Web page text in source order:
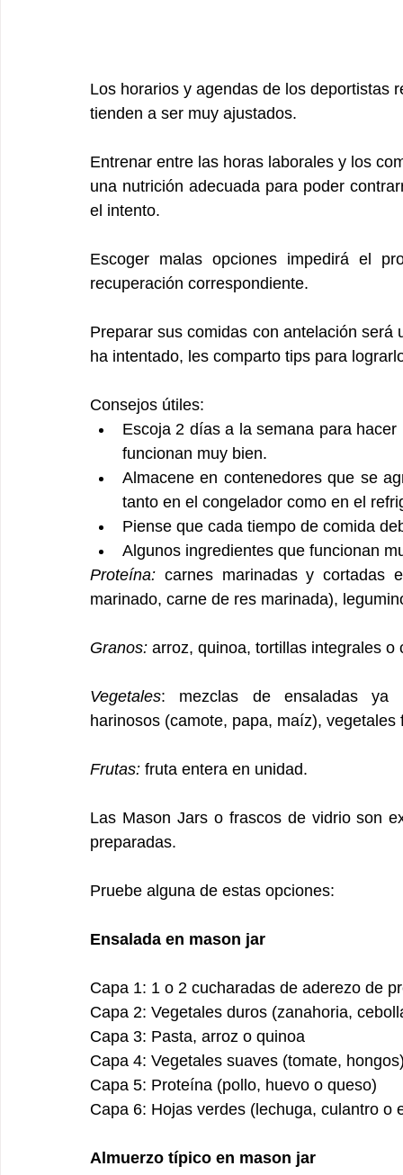
Los horarios y agendas de los deportistas
tienden a ser muy ajustados.
Entrenar entre las horas laborales y los
una nutrición adecuada para poder
el intento.
Escoger malas opciones impedirá el
recuperación correspondiente.
Preparar sus comidas con antelación
ha intentado, les comparto tips para
Consejos útiles:
Escoja 2 días a la semana para
funcionan muy bien.
Almacene en contenedores que se
tanto en el congelador como en el
Piense que cada tiempo de comida
Algunos ingredientes que funcionan
Proteína: carnes marinadas y cortadas
marinado, carne de res marinada),
Granos: arroz, quinoa, tortillas integrales o
Vegetales: mezclas de ensaladas ya
harinosos (camote, papa, maíz),
Frutas: fruta entera en unidad.
Las Mason Jars o frascos de vidrio son
preparadas.
Pruebe alguna de estas opciones:
Ensalada en mason jar
Capa 1: 1 o 2 cucharadas de aderezo de
Capa 2: Vegetales duros (zanahoria,
Capa 3: Pasta, arroz o quinoa
Capa 4: Vegetales suaves (tomate,
Capa 5: Proteína (pollo, huevo o queso)
Capa 6: Hojas verdes (lechuga, culantro o
Almuerzo típico en mason jar